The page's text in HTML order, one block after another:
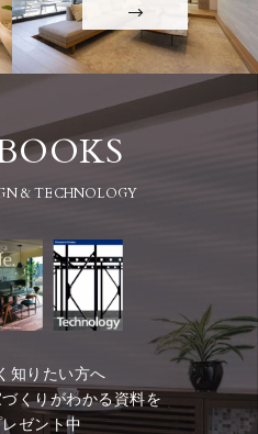
& TECHNOLOGY
知りたい方へ
くりがわかる資料を
ゼント中